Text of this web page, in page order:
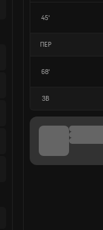
45'
ПЕР
68'
ЗВ